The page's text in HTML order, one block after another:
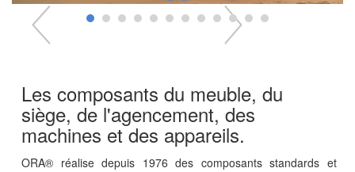
Les composants du meuble, du
siège, de l'agencement, des
machines et des appareils.
ORA® réalise depuis 1976 des composants standards et